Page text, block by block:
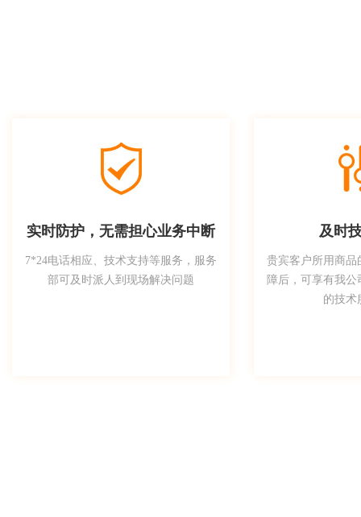
实时防护，无需担心业务中断
7*24电话相应、技术支持等服务，服务
部可及时派人到现场解决问题
及时
贵宾客户所用商品
障后，可享有我
的技术